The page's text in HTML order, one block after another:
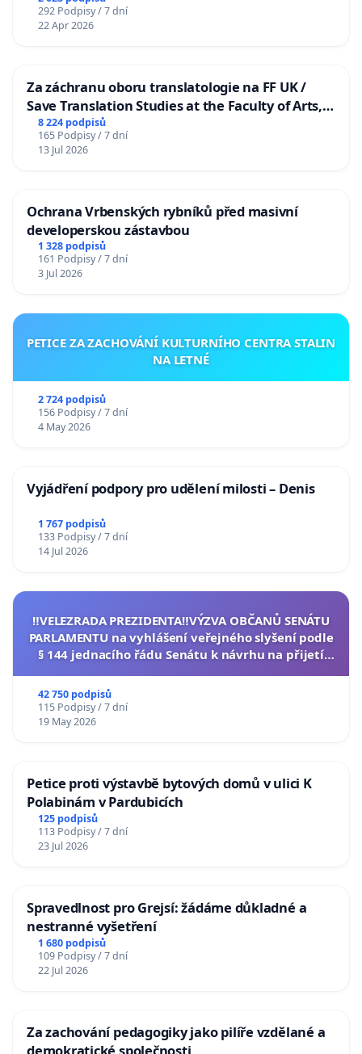
292 Podpisy / 7 dní
22 Apr 2026
Za záchranu oboru translatologie na FF UK /
Save Translation Studies at the Faculty of Arts,
Charles University
8 224 podpisů
165 Podpisy / 7 dní
13 Jul 2026
Ochrana Vrbenských rybníků před masivní
developerskou zástavbou
1 328 podpisů
161 Podpisy / 7 dní
3 Jul 2026
PETICE ZA ZACHOVÁNÍ KULTURNÍHO CENTRA STALIN
NA LETNÉ
2 724 podpisů
156 Podpisy / 7 dní
4 May 2026
Vyjádření podpory pro udělení milosti – Denis
1 767 podpisů
133 Podpisy / 7 dní
14 Jul 2026
‼️VELEZRADA PREZIDENTA‼️VÝZVA OBČANŮ SENÁTU
PARLAMENTU na vyhlášení veřejného slyšení podle
§ 144 jednacího řádu Senátu k návrhu na přijetí
42 750 podpisů
115 Podpisy / 7 dní
19 May 2026
Petice proti výstavbě bytových domů v ulici K
Polabinám v Pardubicích
125 podpisů
113 Podpisy / 7 dní
23 Jul 2026
Spravedlnost pro Grejsí: žádáme důkladné a
nestranné vyšetření
1 680 podpisů
109 Podpisy / 7 dní
22 Jul 2026
Za zachování pedagogiky jako pilíře vzdělané a